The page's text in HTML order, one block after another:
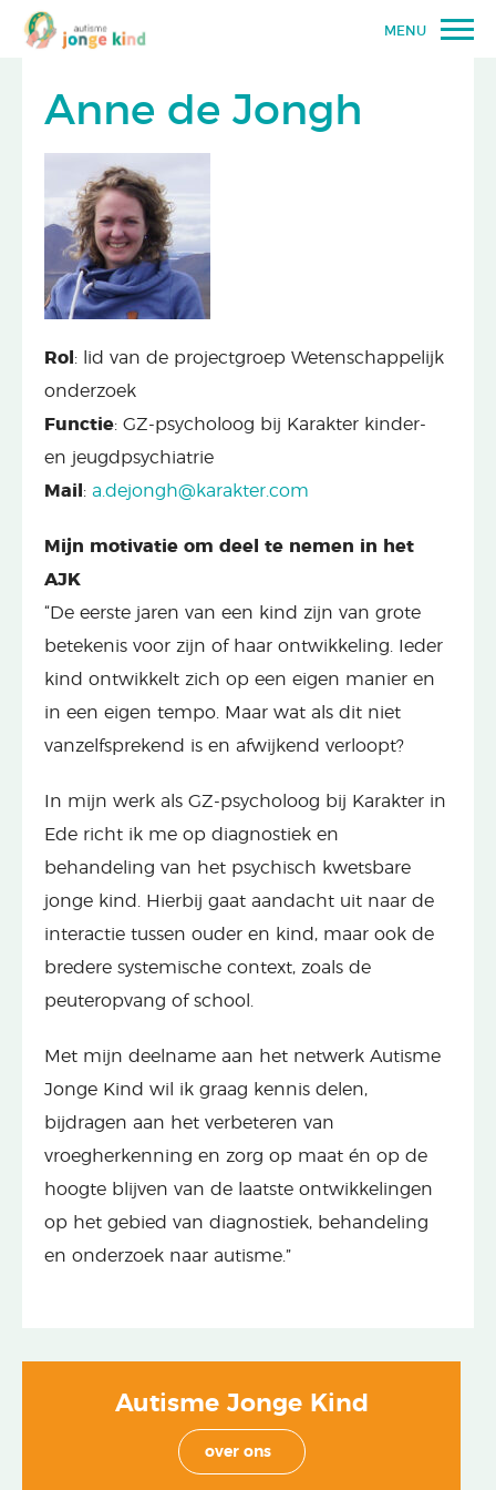
MENU
Anne de Jongh
Rol : lid van de projectgroep Wetenschappelijk
onderzoek
Functie: GZ-psycholoog bij Karakter kinder-
en jeugdpsychiatrie
Mail : a.dejongh@karakter.com
Mijn motivatie om deel te nemen in het
AJK
“De eerste jaren van een kind zijn van grote
betekenis voor zijn of haar ontwikkeling. Ieder
kind ontwikkelt zich op een eigen manier en
in een eigen tempo. Maar wat als dit niet
vanzelfsprekend is en afwijkend verloopt?
In mijn werk als GZ-psycholoog bij Karakter in
Ede richt ik me op diagnostiek en
behandeling van het psychisch kwetsbare
jonge kind. Hierbij gaat aandacht uit naar de
interactie tussen ouder en kind, maar ook de
bredere systemische context, zoals de
peuteropvang of school.
Met mijn deelname aan het netwerk Autisme
Jonge Kind wil ik graag kennis delen,
bijdragen aan het verbeteren van
vroegherkenning en zorg op maat én op de
hoogte blijven van de laatste ontwikkelingen
op het gebied van diagnostiek, behandeling
en onderzoek naar autisme.”
Autisme Jonge Kind
over ons